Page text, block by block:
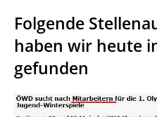
Folgende
haben wir heute
gefunden